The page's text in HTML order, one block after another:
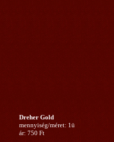
Dreher Gold
mennyiség/méret: 1ü
ár: 750 Ft